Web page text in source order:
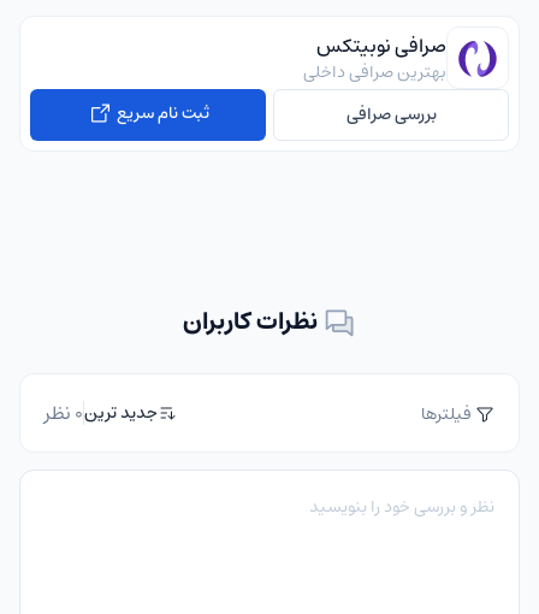
صرافی نوبیتکس
بهترین صرافی داخلی
بررسی صرافی
ثبت نام سریع
نظرات کاربران
فیلترها جدید ترین0 نظر